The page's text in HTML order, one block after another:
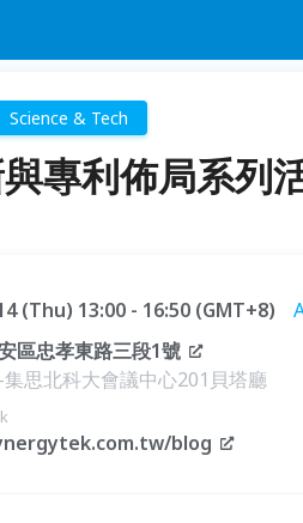
Science & Tech
專利佈局系列
(Thu) 13:00 - 16:50 (GMT+8)
區忠孝東路三段1號
思北科大會議中心201貝塔廳
blog